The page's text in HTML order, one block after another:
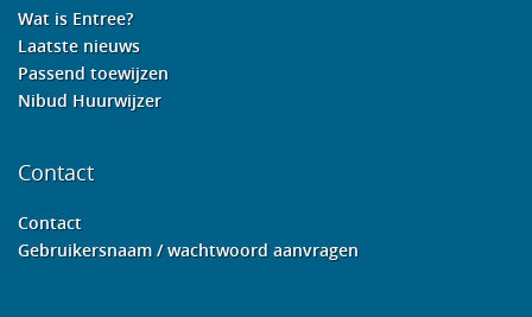
Wat is Entree?
Laatste nieuws
Passend toewijzen
Nibud Huurwijzer
Contact
Contact
Gebruikersnaam / wachtwoord aanvragen